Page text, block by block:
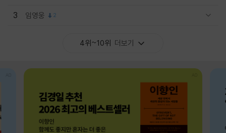
3 임영웅 2
4위~10위 더보기